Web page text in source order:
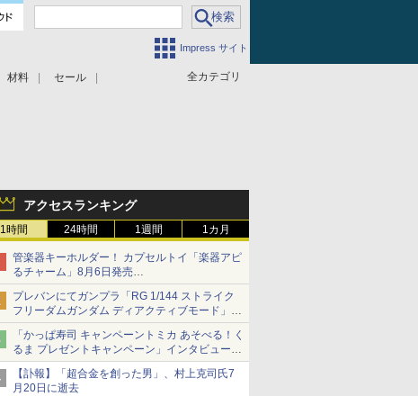
Impress サイト
全カテゴリ
材料 セール
アクセスランキング
1時間 24時間 1週間 1カ月
管楽器キーホルダー！ カプセルトイ「楽器アピ
るチャーム」8月6日発売
チューバ、テナサクなど5種各3色
プレバンにてガンプラ「RG 1/144 ストライク
フリーダムガンダム ディアクティブモード」の
再販分が8月7日11時より予約開始！
「かっぱ寿司 キャンペーントミカ あそべる！く
るま プレゼントキャンペーン」インタビュー
子どもが楽しめるかっぱ寿司ならではの体験と
コラボの楽しさを追求
【訃報】「超合金を創った男」、村上克司氏7
月20日に逝去